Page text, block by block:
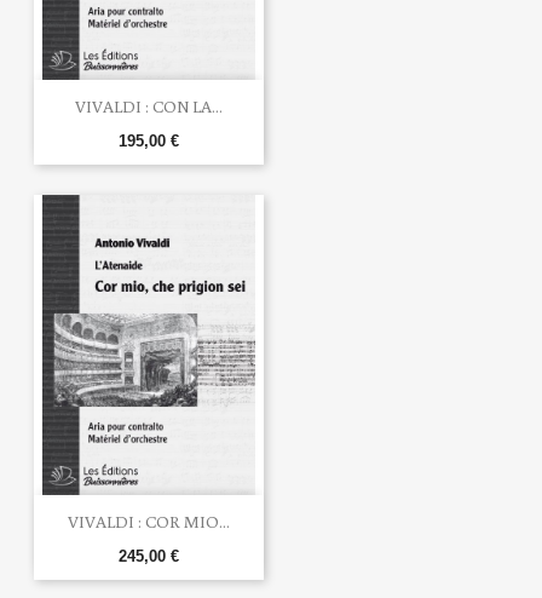
VIVALDI : CON LA...
195,00 €
VIVALDI : COR MIO...
245,00 €